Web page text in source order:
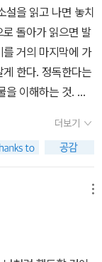
이어진다. 그러니
려는 ‘수빈’을 잡
라도 수빈을 말리
을을 떠났고 12년
이라면, 그 순간 기
평생 알고 있던 상
, 일단 기적이 일어
다. (130~131쪽)이
개의 이야기로 몰
하자 둘의 소식이
희가 12년 그 아이
도, 자란 동네도, 졸
함께 갔던 여행지조
저장된 연락처를
헛수고다.그런 은호
는데, 그것은 그들
관련이 있다. 그 사
진하던 두 사람은
도희는 앞으로의
더 중요할 어떤 것
여학생이라서 상큼
실의 고통을 오랫
대가로 살아남은
돌아가 읽으면 발
거의 마지막에 가
한다. 정독한다는
을 이해하는 것. 공
SNS에 올린 사진
호와 도희는 한 장
교, 초등학교, 다니
지 당사자에게 직
다. 그리고 한 여
했다. 오래된 사진
있었다는 사실을
더보기